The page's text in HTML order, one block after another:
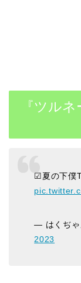
『ツル
☑夏の下僕
— はくぢゃ
2023